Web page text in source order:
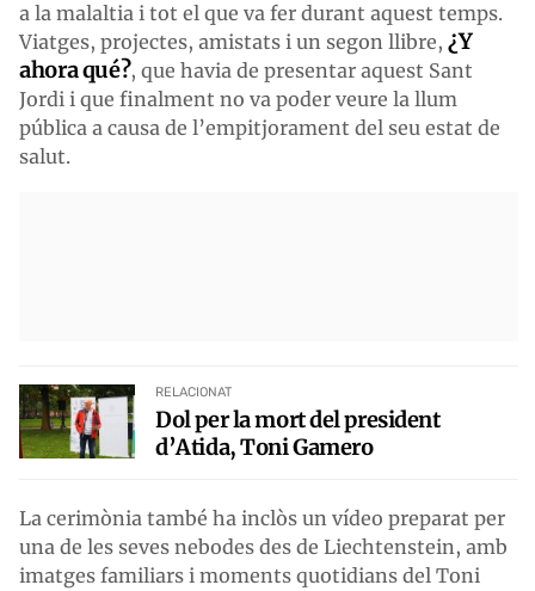
a la malaltia i tot el que va fer durant aquest temps.
Viatges, projectes, amistats i un segon llibre, ¿Y
ahora qué?, que havia de presentar aquest Sant
Jordi i que finalment no va poder veure la llum
pública a causa de l’empitjorament del seu estat de
salut.
RELACIONAT
Dol per la mort del president
d’Atida, Toni Gamero
La cerimònia també ha inclòs un vídeo preparat per
una de les seves nebodes des de Liechtenstein, amb
imatges familiars i moments quotidians del Toni